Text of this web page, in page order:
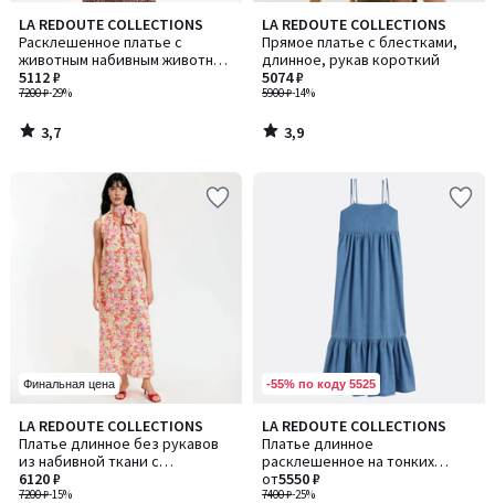
LA REDOUTE COLLECTIONS
Расклешенное платье с
животным набивным животным
узором, длинное, рукав
короткий
7200 ₽-29%
5112 ₽
3,7
/ 5
3,7
/
LA REDOUTE COLLECTIONS
Прямое платье с блестками,
длинное, рукав короткий
5900 ₽-14%
5074 ₽
3,9
/ 5
3,9
/
Финальная цена
LA REDOUTE COLLECTIONS
Платье длинное без рукавов
из набивной ткани с
цветочным рисунком
7200 ₽-15%
6120 ₽
5
/
5
-55% по коду 5525
LA REDOUTE COLLECTIONS
Платье длинное
расклешенное на тонких
бретелях из денима
7400 ₽-25%
от5550 ₽
3,5
/ 5